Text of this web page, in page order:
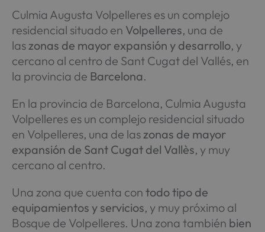
Culmia Augusta Volpelleres es un complejo
residencial situado en Volpelleres, una de
laszonas de mayor expansión y desarrollo, y
cercano al centro de Sant Cugat del Vallés, en
la provincia de Barcelona.
En la provincia de Barcelona, Culmia Augusta
Volpelleres es un complejo residencial situado
en Volpelleres, una de laszonas de mayor
expansión de Sant Cugat del Vallès, y muy
cercano al centro.
Una zona que cuenta con todo tipo de
equipamientos y servicios, y muy próximo al
Bosque de Volpelleres. Una zona también bien